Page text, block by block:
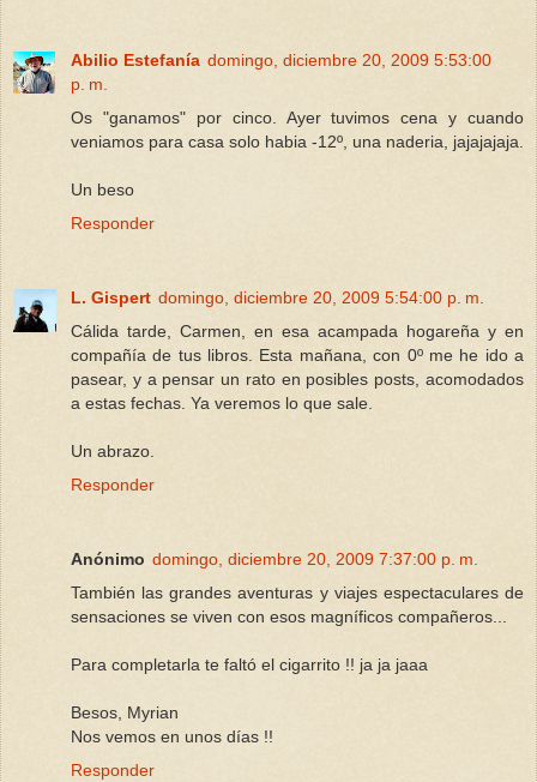
Abilio Estefanía domingo, diciembre 20, 2009 5:53:00
p. m.
Os "ganamos" por cinco. Ayer tuvimos cena y cuando
veniamos para casa solo habia -12º, una naderia, jajajajaja.
Un beso
Responder
L. Gispert domingo, diciembre 20, 2009 5:54:00 p. m.
Cálida tarde, Carmen, en esa acampada hogareña y en
compañía de tus libros. Esta mañana, con 0º me he ido a
pasear, y a pensar un rato en posibles posts, acomodados
a estas fechas. Ya veremos lo que sale.
Un abrazo.
Responder
Anónimo domingo, diciembre 20, 2009 7:37:00 p. m.
También las grandes aventuras y viajes espectaculares de
sensaciones se viven con esos magníficos compañeros...
Para completarla te faltó el cigarrito !! ja ja jaaa
Besos, Myrian
Nos vemos en unos días !!
Responder